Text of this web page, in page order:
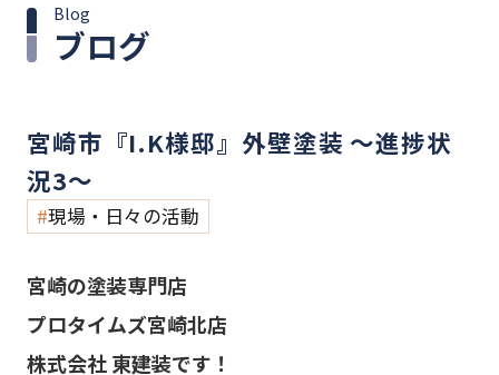
ブログ
Blog
宮崎市『I.K様邸』外壁塗装 ～進捗状
況3～
現場・日々の活動
宮崎の塗装専門店
プロタイムズ宮崎北店
株式会社 東建装です！